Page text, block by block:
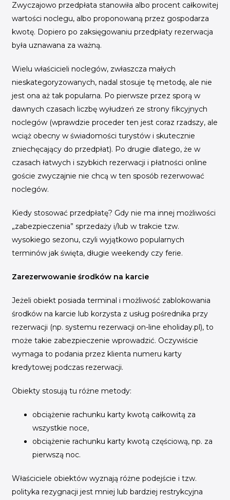
Zwyczajowo przedpłata stanowiła albo procent całkowitej
wartości noclegu, albo proponowaną przez gospodarza
kwotę. Dopiero po zaksięgowaniu przedpłaty rezerwacja
była uznawana za ważną.
Wielu właścicieli noclegów, zwłaszcza małych
nieskategoryzowanych, nadal stosuje tę metodę, ale nie
jest ona aż tak popularna. Po pierwsze przez sporą w
dawnych czasach liczbę wyłudzeń ze strony fikcyjnych
noclegów (wprawdzie proceder ten jest coraz rzadszy, ale
wciąż obecny w świadomości turystów i skutecznie
zniechęcający do przedpłat). Po drugie dlatego, że w
czasach łatwych i szybkich rezerwacji i płatności online
goście zwyczajnie nie chcą w ten sposób rezerwować
noclegów.
Kiedy stosować przedpłatę? Gdy nie ma innej możliwości
„zabezpieczenia” sprzedaży i/lub w trakcie tzw.
wysokiego sezonu, czyli wyjątkowo popularnych
terminów jak święta, długie weekendy czy ferie.
Zarezerwowanie środków na karcie
Jeżeli obiekt posiada terminal i możliwość zablokowania
środków na karcie lub korzysta z usług pośrednika przy
rezerwacji (np. systemu rezerwacji on-line eholiday.pl), to
może takie zabezpieczenie wprowadzić. Oczywiście
wymaga to podania przez klienta numeru karty
kredytowej podczas rezerwacji.
Obiekty stosują tu różne metody:
obciążenie rachunku karty kwotą całkowitą za
wszystkie noce,
obciążenie rachunku karty kwotą częściową, np. za
pierwszą noc.
Właściciele obiektów wyznają różne podejście i tzw.
polityka rezygnacji jest mniej lub bardziej restrykcyjna